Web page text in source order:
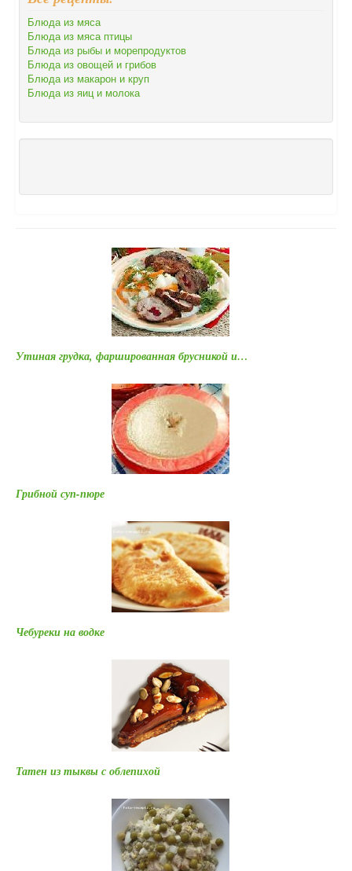
Блюда из мяса
Блюда из мяса птицы
Блюда из рыбы и морепродуктов
Блюда из овощей и грибов
Блюда из макарон и круп
Блюда из яиц и молока
Утиная грудка, фаршированная брусникой и…
Грибной суп-пюре
Чебуреки на водке
Татен из тыквы с облепихой